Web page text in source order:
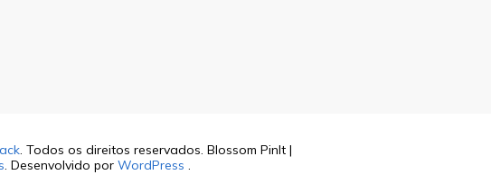
. Todos os direitos reservados. Blossom PinIt |
. Desenvolvido por WordPress .